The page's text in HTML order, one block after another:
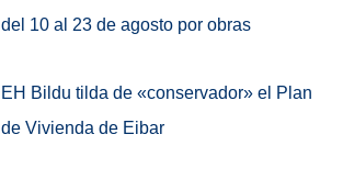
del 10 al 23 de agosto por obras
EH Bildu tilda de «conservador» el Plan
de Vivienda de Eibar